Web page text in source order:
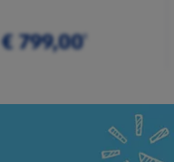
€ 799,00¹